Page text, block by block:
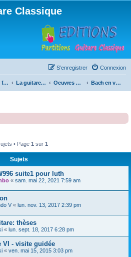
Classique
Connexion
S’enregistrer
Index du forum La guitare : instrument, cours et théorie Oeuvres à la loupe Bach en vrac...
• Page 1 sur 1
Sujets
suite1 pour luth
« sam. mai 22, 2021 7:59 am
V « lun. nov. 13, 2017 2:39 pm
thèses
« lun. sept. 18, 2017 6:28 pm
VI - visite guidée
« ven. mai 15, 2015 3:03 pm